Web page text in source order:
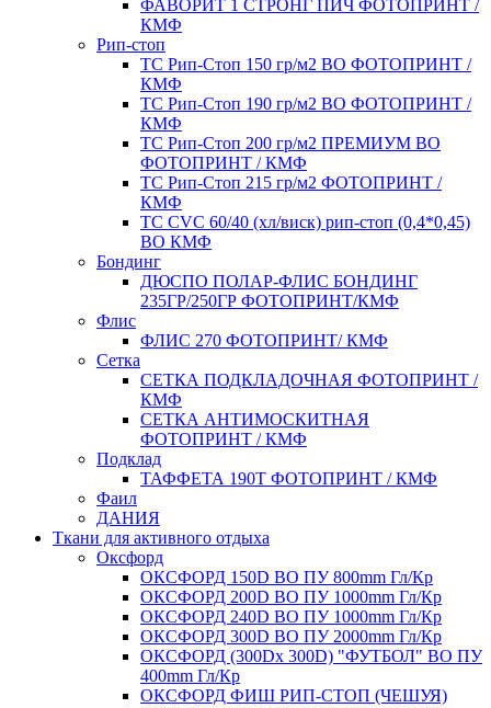
ФАВОРИТ 1 СТРОНГ ПИЧ ФОТОПРИНТ /
КМФ
Рип-стоп
TC Рип-Стоп 150 гр/м2 ВО ФОТОПРИНТ /
КМФ
TC Рип-Стоп 190 гр/м2 ВО ФОТОПРИНТ /
КМФ
TC Рип-Стоп 200 гр/м2 ПРЕМИУМ ВО
ФОТОПРИНТ / КМФ
TC Рип-Стоп 215 гр/м2 ФОТОПРИНТ /
КМФ
ТС CVC 60/40 (хл/виск) рип-стоп (0,4*0,45)
ВО КМФ
Бондинг
ДЮСПО ПОЛАР-ФЛИС БОНДИНГ
235ГР/250ГР ФОТОПРИНТ/КМФ
Флис
ФЛИС 270 ФОТОПРИНТ/ КМФ
Сетка
СЕТКА ПОДКЛАДОЧНАЯ ФОТОПРИНТ /
КМФ
СЕТКА АНТИМОСКИТНАЯ
ФОТОПРИНТ / КМФ
Подклад
ТАФФЕТА 190Т ФОТОПРИНТ / КМФ
Фаил
ДАНИЯ
Ткани для активного отдыха
Оксфорд
ОКСФОРД 150D ВО ПУ 800mm Гл/Кр
ОКСФОРД 200D ВО ПУ 1000mm Гл/Кр
ОКСФОРД 240D ВО ПУ 1000mm Гл/Кр
ОКСФОРД 300D ВО ПУ 2000mm Гл/Кр
ОКСФОРД (300Dx 300D) "ФУТБОЛ" ВО ПУ
400mm Гл/Кр
ОКСФОРД ФИШ РИП-СТОП (ЧЕШУЯ)